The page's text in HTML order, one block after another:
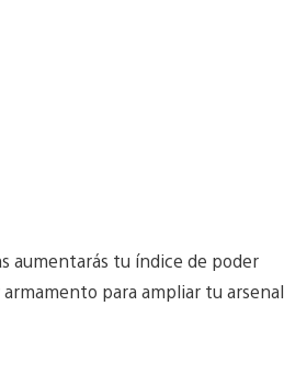
aumentarás tu índice de poder
para ampliar tu arsenal